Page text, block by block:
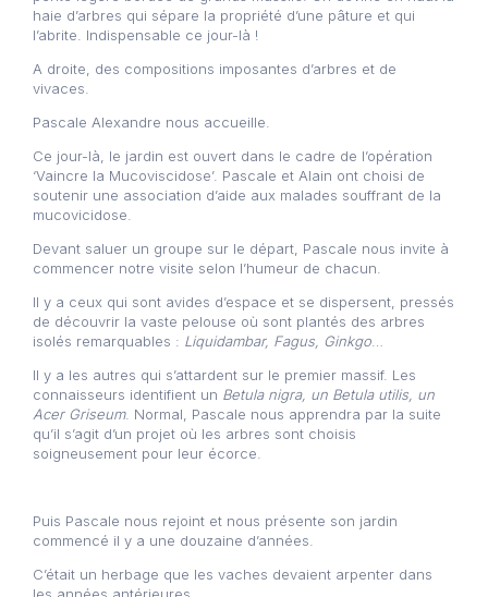
haie d’arbres qui sépare la propriété d’une pâture et qui
l’abrite. Indispensable ce jour-là !
A droite, des compositions imposantes d’arbres et de
vivaces.
Pascale Alexandre nous accueille.
Ce jour-là, le jardin est ouvert dans le cadre de l’opération
‘Vaincre la Mucoviscidose’. Pascale et Alain ont choisi de
soutenir une association d’aide aux malades souffrant de la
mucovicidose.
Devant saluer un groupe sur le départ, Pascale nous invite à
commencer notre visite selon l’humeur de chacun.
Il y a ceux qui sont avides d’espace et se dispersent, pressés
de découvrir la vaste pelouse où sont plantés des arbres
isolés remarquables : Liquidambar, Fagus, Ginkgo
Il y a les autres qui s’attardent sur le premier massif. Les
connaisseurs identifient un Betula nigra, un Betula utilis, un
Acer Griseum. Normal, Pascale nous apprendra par la suite
qu’il s’agit d’un projet où les arbres sont choisis
soigneusement pour leur écorce.
Puis Pascale nous rejoint et nous présente son jardin
commencé il y a une douzaine d’années.
C’était un herbage que les vaches devaient arpenter dans
les années antérieures.